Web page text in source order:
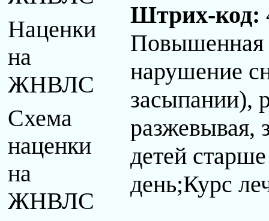
Наценки
на
ЖНВЛС
Схема
наценки
на
ЖНВЛС
Штрих-код:
Повышенная
нарушение
засыпании),
разжевывая,
детей
день;Курс